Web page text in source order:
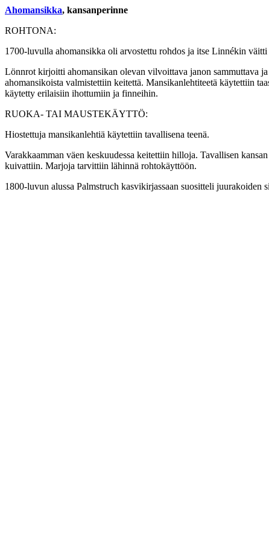
Ahomansikka, kansanperinne
ROHTONA:
1700-luvulla ahomansikka oli arvostettu rohdos ja itse Linnékin
Lönnrot kirjoitti ahomansikan olevan vilvoittava janon sammuttava
ahomansikoista valmistettiin keitettä. Mansikanlehtiteetä käytettiin
käytetty erilaisiin ihottumiin ja finneihin.
RUOKA- TAI MAUSTEKÄYTTÖ:
Hiostettuja mansikanlehtiä käytettiin tavallisena teenä.
Varakkaamman väen keskuudessa keitettiin hilloja. Tavallisen
kuivattiin. Marjoja tarvittiin lähinnä rohtokäyttöön.
1800-luvun alussa Palmstruch kasvikirjassaan suositteli juurakoiden